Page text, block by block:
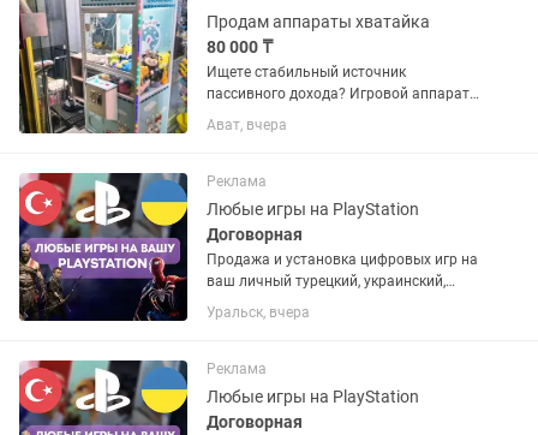
Продам аппараты хватайка
80 000 ₸
Ищете стабильный источник
пассивного дохода? Игровой аппарат
«Хватайка» (Кран-машина) — это
готовый, прибыльный бизнес, который
работает на вас 24/7! Этот автомат...
Ават, вчера
Реклама
Любые игры на PlayStation
Договорная
Продажа и установка цифровых игр на
ваш личный турецкий, украинский,
американский или польский PSN
аккаунт. Если аккаунта нет – помогу
запросу. Работают на PS4 и...
Уральск, вчера
Реклама
Любые игры на PlayStation
Договорная